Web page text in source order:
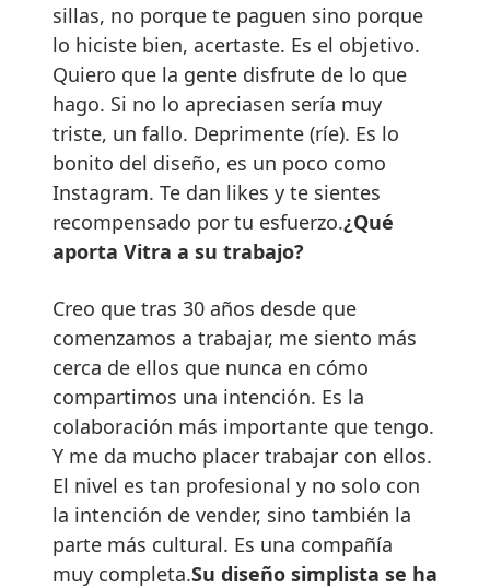
sillas, no porque te paguen sino porque
lo hiciste bien, acertaste. Es el objetivo.
Quiero que la gente disfrute de lo que
hago. Si no lo apreciasen sería muy
triste, un fallo. Deprimente (ríe). Es lo
bonito del diseño, es un poco como
Instagram. Te dan likes y te sientes
recompensado por tu esfuerzo.¿Qué
aporta Vitra a su trabajo?
Creo que tras 30 años desde que
comenzamos a trabajar, me siento más
cerca de ellos que nunca en cómo
compartimos una intención. Es la
colaboración más importante que tengo.
Y me da mucho placer trabajar con ellos.
El nivel es tan profesional y no solo con
la intención de vender, sino también la
parte más cultural. Es una compañía
muy completa.Su diseño simplista se ha